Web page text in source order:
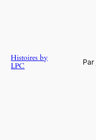
Histoires by
LPC
Par